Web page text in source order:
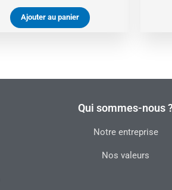
Ajouter au panier
Qui sommes-nous
Notre entreprise
Nos valeurs